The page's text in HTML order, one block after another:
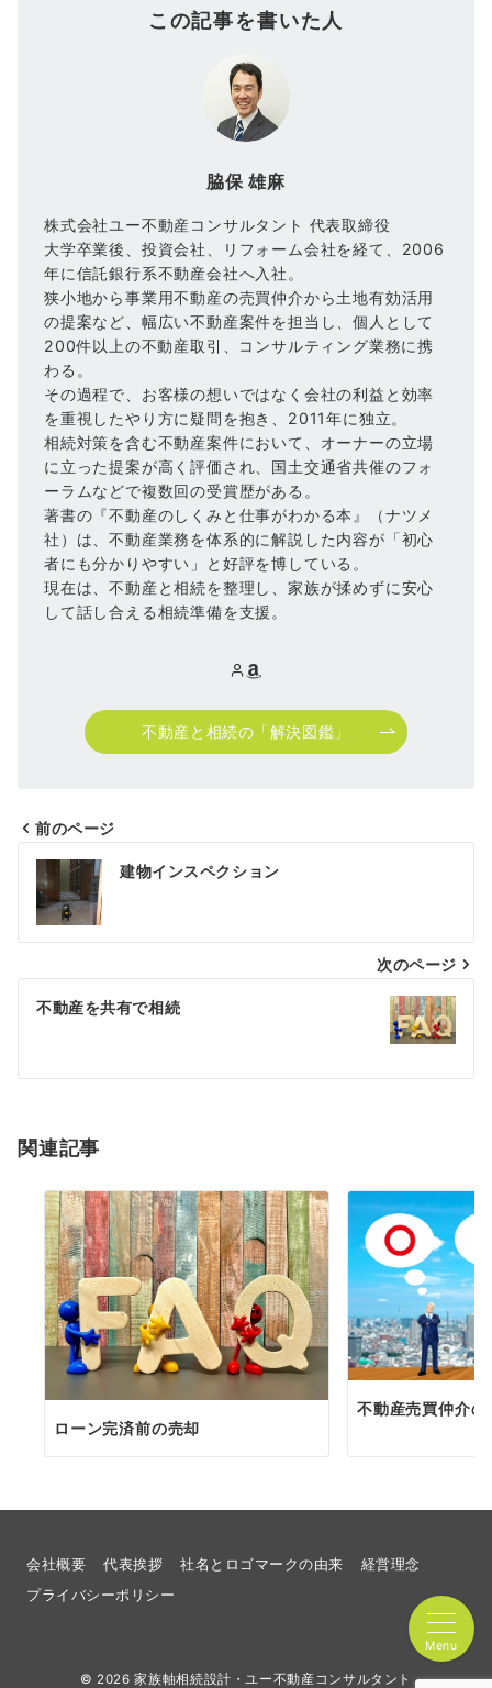
この記事を書いた人
脇保 雄麻
株式会社ユー不動産コンサルタント 代表取締役
大学卒業後、投資会社、リフォーム会社を経て、2006
年に信託銀行系不動産会社へ入社。
狭小地から事業用不動産の売買仲介から土地有効活用
の提案など、幅広い不動産案件を担当し、個人として
200件以上の不動産取引、コンサルティング業務に携
わる。
その過程で、お客様の想いではなく会社の利益と効率
を重視したやり方に疑問を抱き、2011年に独立。
相続対策を含む不動産案件において、オーナーの立場
に立った提案が高く評価され、国土交通省共催のフォ
ーラムなどで複数回の受賞歴がある。
著書の『不動産のしくみと仕事がわかる本』（ナツメ
社）は、不動産業務を体系的に解説した内容が「初心
者にも分かりやすい」と好評を博している。
現在は、不動産と相続を整理し、家族が揉めずに安心
して話し合える相続準備を支援。
不動産と相続の「解決図鑑」
投
稿
ナ
ビ
ゲ
シ
ン
前のページ
建物インスペクション
次のページ
不動産を共有で相続
関連記事
ローン完済前の売却
不動産売買仲介
会社概要 代表挨拶 社名とロゴマークの由来
経営理念
プライバシーポリシー
© 2026家族軸相続設計・ユー不動産コンサルタント
Menu